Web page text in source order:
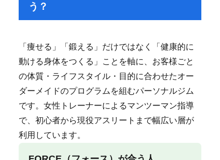
う？
「痩せる」「鍛える」だけではなく「健康的に
動ける身体をつくる」ことを軸に、お客様ごと
の体質・ライフスタイル・目的に合わせたオー
ダーメイドのプログラムを組むパーソナルジム
です。女性トレーナーによるマンツーマン指導
で、初心者から現役アスリートまで幅広い層が
利用しています。